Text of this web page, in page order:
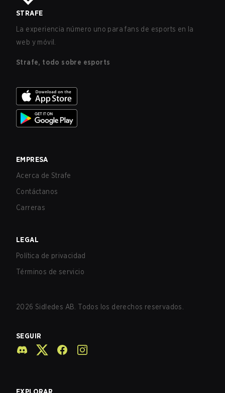
STRAFE
La experiencia número uno para fans de esports en la
web y móvil.
Strafe, todo sobre esports
EMPRESA
Acerca de Strafe
Contáctanos
Carreras
LEGAL
Política de privacidad
Términos de servicio
2026 Sidledes AB. Todos los derechos reservados.
SEGUIR